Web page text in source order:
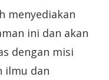
menyediakan
ini dan akan
dengan misi
ilmu dan